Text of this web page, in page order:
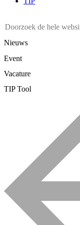
Nieuws
Event
Vacature
TIP Tool